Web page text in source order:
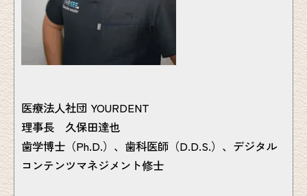
医療法人社団 YOURDENT
理事長 久保田達也
歯学博士（Ph.D.）、歯科医師（D.D.S.）、デジタル
コンテンツマネジメント修士